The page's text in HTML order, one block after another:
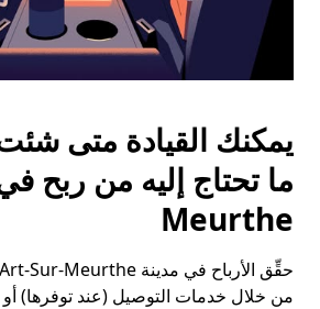
يمكنك القيادة متى
Meurthe
من خلال خدمات التوصيل (عند توفرها) أو